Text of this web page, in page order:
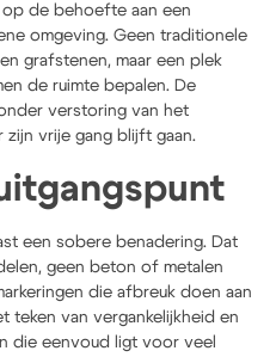
de behoefte aan een
omgeving. Geen traditionele
grafstenen, maar een plek
de ruimte bepalen. De
verstoring van het
zijn vrije gang blijft gaan.
een sobere benadering. Dat
geen beton of metalen
die afbreuk doen aan
teken van vergankelijkheid en
die eenvoud ligt voor veel